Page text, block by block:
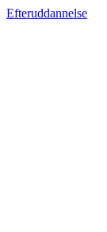
Efteruddannelse